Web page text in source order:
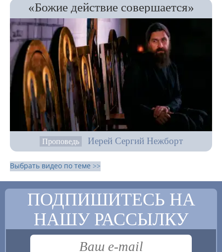
«Божие действие совершается»
Проповедь Иерей Сергий Нежборт
Выбрать видео по теме >>
ПОДПИШИТЕСЬ НА
НАШУ РАССЫЛКУ